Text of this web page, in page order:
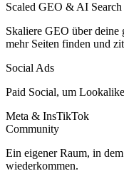
Scaled GEO & AI Search
Skaliere GEO über deine
mehr Seiten finden und
Social Ads
Paid Social, um
Meta & InsTikTok
Community
Ein eigener Raum, in
wiederkommen.